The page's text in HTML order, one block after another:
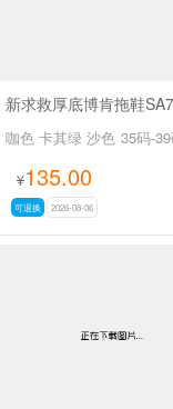
新求救厚底博肯拖鞋
咖色 卡其绿 沙色 35码-
¥135.00
可退换 2026-08-06